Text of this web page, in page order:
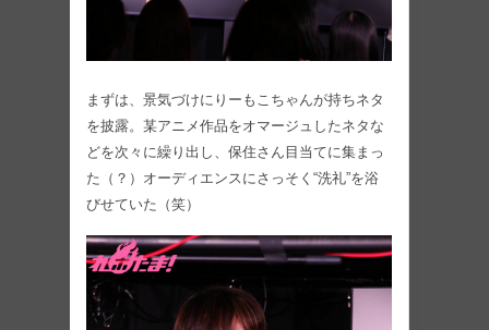
まずは、景気づけにりーもこちゃんが持ちネタ
を披露。某アニメ作品をオマージュしたネタな
どを次々に繰り出し、保住さん目当てに集まっ
た（？）オーディエンスにさっそく“洗礼”を浴
びせていた（笑）